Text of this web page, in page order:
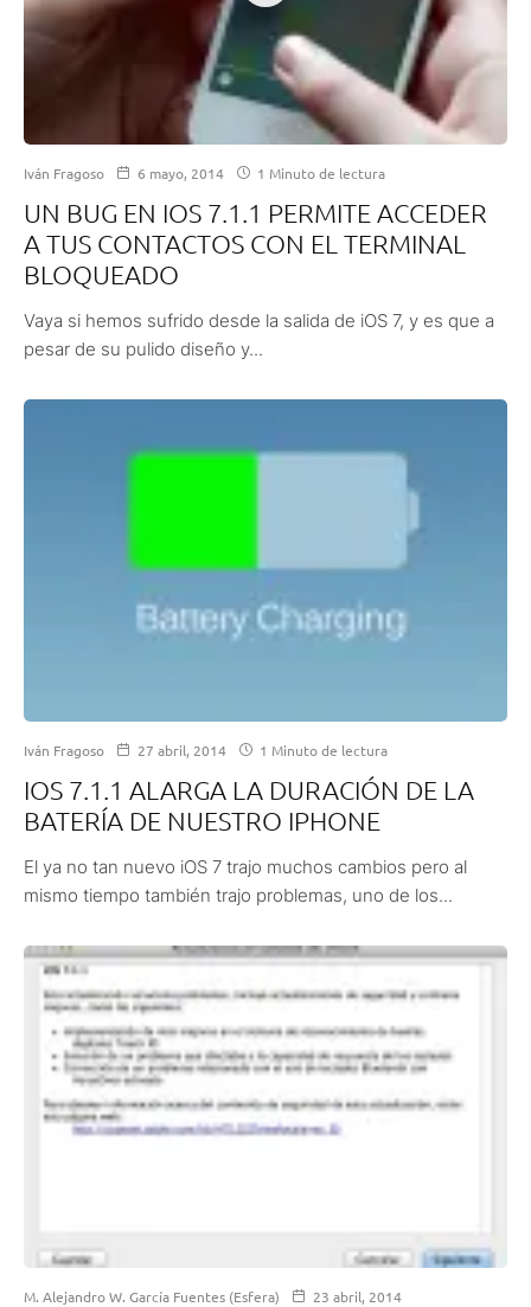
Iván Fragoso 6 mayo, 2014 1 Minuto de lectura
UN BUG EN IOS 7.1.1 PERMITE ACCEDER
A TUS CONTACTOS CON EL TERMINAL
BLOQUEADO
Vaya si hemos sufrido desde la salida de iOS 7, y es que a
pesar de su pulido diseño y...
Iván Fragoso 27 abril, 2014 1 Minuto de lectura
IOS 7.1.1 ALARGA LA DURACIÓN DE LA
BATERÍA DE NUESTRO IPHONE
El ya no tan nuevo iOS 7 trajo muchos cambios pero al
mismo tiempo también trajo problemas, uno de los...
M. Alejandro W. García Fuentes (Esfera)
23 abril, 2014